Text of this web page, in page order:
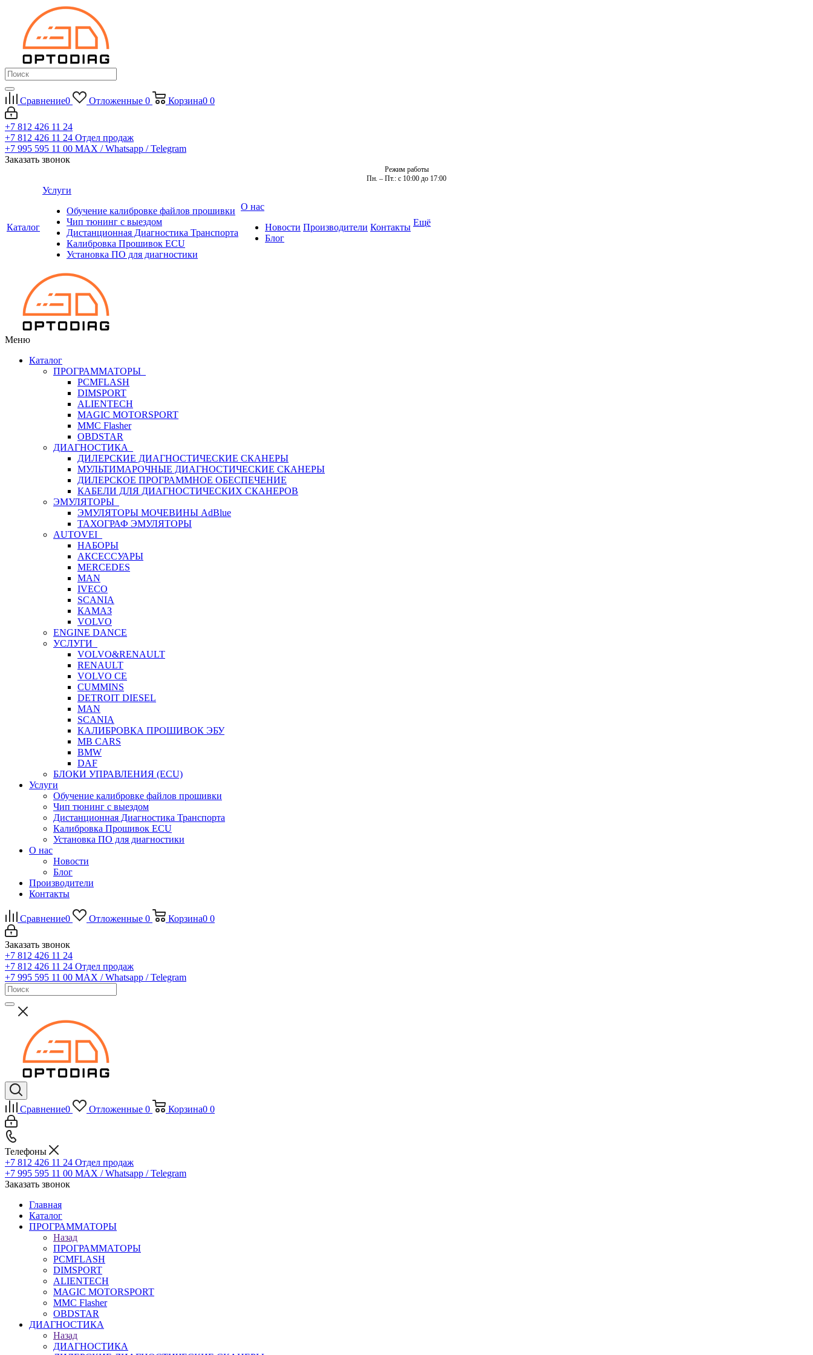
Сравнение0 Отложенные 0 Корзина0 0
+7 812 426 11 24
+7 812 426 11 24 Отдел продаж
+7 995 595 11 00 MAX / Whatsapp / Telegram
Заказать звонок
Режим работы
Пн. – Пт.: с 10:00 до 17:00
Каталог
Услуги
Обучение калибровке файлов прошивки
Чип тюнинг с выездом
Дистанционная Диагностика Транспорта
Калибровка Прошивок ECU
Установка ПО для диагностики
О нас
Новости
Блог
Производители Контакты Ещё
Меню
Каталог
ПРОГРАММАТОРЫ
PCMFLASH
DIMSPORT
ALIENTECH
MAGIC MOTORSPORT
MMC Flasher
OBDSTAR
ДИАГНОСТИКА
ДИЛЕРСКИЕ ДИАГНОСТИЧЕСКИЕ СКАНЕРЫ
МУЛЬТИМАРОЧНЫЕ ДИАГНОСТИЧЕСКИЕ СКАНЕРЫ
ДИЛЕРСКОЕ ПРОГРАММНОЕ ОБЕСПЕЧЕНИЕ
КАБЕЛИ ДЛЯ ДИАГНОСТИЧЕСКИХ СКАНЕРОВ
ЭМУЛЯТОРЫ
ЭМУЛЯТОРЫ МОЧЕВИНЫ АdBlue
ТАХОГРАФ ЭМУЛЯТОРЫ
AUTOVEI
НАБОРЫ
АКСЕССУАРЫ
MERCEDES
MAN
IVECO
SCANIA
КАМАЗ
VOLVO
ENGINE DANCE
УСЛУГИ
VOLVO&RENAULT
RENAULT
VOLVO CE
CUMMINS
DETROIT DIESEL
MAN
SCANIA
КАЛИБРОВКА ПРОШИВОК ЭБУ
MB CARS
BMW
DAF
БЛОКИ УПРАВЛЕНИЯ (ECU)
Услуги
Обучение калибровке файлов прошивки
Чип тюнинг с выездом
Дистанционная Диагностика Транспорта
Калибровка Прошивок ECU
Установка ПО для диагностики
О нас
Новости
Блог
Производители
Контакты
Сравнение0 Отложенные 0 Корзина0 0
Заказать звонок
+7 812 426 11 24
+7 812 426 11 24 Отдел продаж
+7 995 595 11 00 MAX / Whatsapp / Telegram
Сравнение0 Отложенные 0 Корзина0 0
Телефоны
+7 812 426 11 24 Отдел продаж
+7 995 595 11 00 MAX / Whatsapp / Telegram
Заказать звонок
Главная
Каталог
ПРОГРАММАТОРЫ
Назад
ПРОГРАММАТОРЫ
PCMFLASH
DIMSPORT
ALIENTECH
MAGIC MOTORSPORT
MMC Flasher
OBDSTAR
ДИАГНОСТИКА
Назад
ДИАГНОСТИКА